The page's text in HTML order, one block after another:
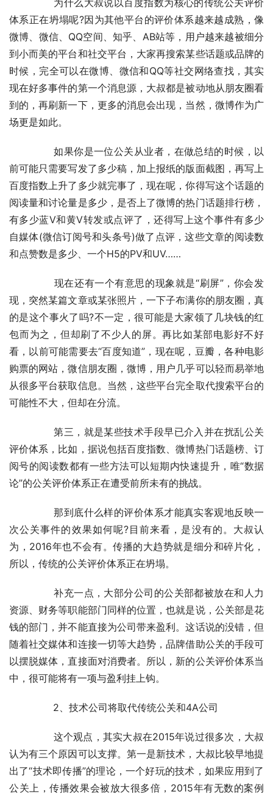
体系正在坍塌呢?因为其他平台的评价体系越来越成熟，像
微博、微信、QQ空间、知乎、AB站等，用户越来越被细分
到小而美的平台和社交平台，大家再搜索某些话题或品牌的
时候，完全可以在微博、微信和QQ等社交网络查找，其实
现在好多事件的第一个消息源，大叔都是被动地从朋友圈看
到的，再刷新一下，更多的消息会出现，当然，微博作为广
场更是如此。
前可能只需要写发了多少稿，加上报纸的版面截图，再写上
百度指数上升了多少就完事了，现在呢，你得写这个话题的
阅读量和讨论量是多少，是否上了微博的热门话题排行榜，
有多少蓝V和黄V转发或点评了，还得写上这个事件有多少
自媒体(微信订阅号和头条号)做了点评，这些文章的阅读数
和点赞数是多少、一个H5的PV和UV……
现，突然某篇文章或某张照片，一下子布满你的朋友圈，真
的是这个事火了吗?不一定，很可能是大家领了几块钱的红
包而为之，但却刷了不少人的屏。再比如某部电影好不好
看，以前可能需要去“百度知道”，现在呢，豆瓣，各种电影
购票的网站，微信朋友圈，微博，用户几乎可以轻而易举地
从很多平台获取信息。当然，这些平台完全取代搜索平台的
可能性不大，但却在分流。
评价体系，比如，据说包括百度指数、微博热门话题榜、订
阅号的阅读数都有一些方法可以短期内快速提升，唯“数据
论”的公关评价体系正在遭受前所未有的挑战。
次公关事件的效果如何呢?目前来看，是没有的。大叔认
为，2016年也不会有。传播的大趋势就是细分和碎片化，
所以，传统的公关评价体系正在坍塌。
资源、财务等职能部门同样的位置，也就是说，公关部是花
钱的部门，并不能直接为公司带来盈利。这话说的没错，但
随着社交媒体和连接一切等大趋势，品牌借助公关的手段可
以摆脱媒体，直接面对消费者。所以，新的公关评价体系当
中，很可能将有一项与盈利挂上钩。
	　　2、技术公司将取代传统公关和4A公司
认为有三个原因可以支撑。第一是新技术，大叔比较早地提
出了“技术即传播”的理论，一个好玩的技术，如果应用到了
公关上，传播效果会被放大很多倍，2015年有无数的案例